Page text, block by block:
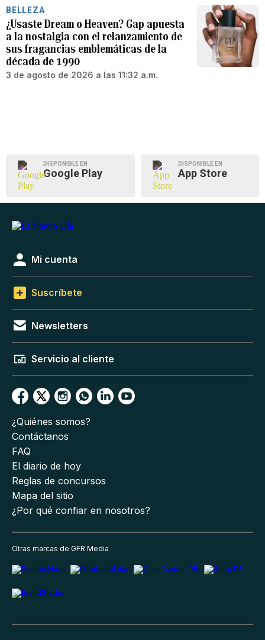
BELLEZA
¿Usaste Dream o Heaven? Gap apuesta
a la nostalgia con el relanzamiento de
sus fragancias emblemáticas de la
década de 1990
3 de agosto de 2026 a las 11:32 a.m.
DISPONIBLE EN
Google Play
DISPONIBLE EN
App Store
Mi cuenta
Suscríbete
Newsletters
Servicio al cliente
¿Quiénes somos?
Contáctanos
FAQ
El diario de hoy
Reglas de concursos
Mapa del sitio
¿Por qué confiar en nosotros?
Otras marcas de GFR Media